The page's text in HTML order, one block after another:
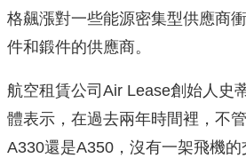
格飆漲對一些能源密集型供應商
件和鍛件的供應商。
航空租賃公司Air Lease創始人史
體表示，在過去兩年時間裡，不
A330還是A350，沒有一架飛機的